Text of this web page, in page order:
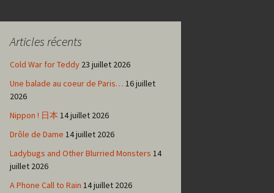
Articles récents
Cold War for Teddy 23 juillet 2026
Une balade au coeur de Paris… 16 juillet
2026
Nippon ! 日本 14 juillet 2026
Drôle de Dame 14 juillet 2026
Ladybugs and Other Blurried Monsters 14
juillet 2026
A Phone Call to Rain 14 juillet 2026